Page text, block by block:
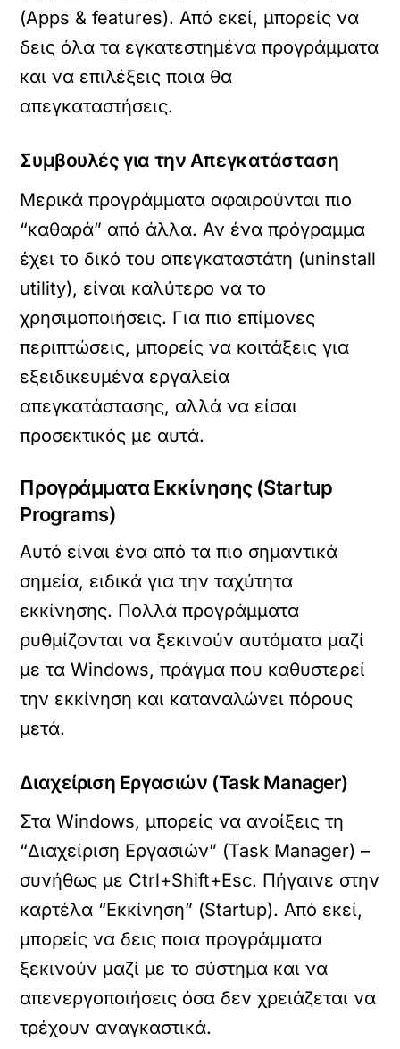
(Apps & features). Από εκεί, μπορείς να
δεις όλα τα εγκατεστημένα προγράμματα
και να επιλέξεις ποια θα
απεγκαταστήσεις.
Συμβουλές για την Απεγκατάσταση
Μερικά προγράμματα αφαιρούνται πιο
“καθαρά” από άλλα. Αν ένα πρόγραμμα
έχει το δικό του απεγκαταστάτη (uninstall
utility), είναι καλύτερο να το
χρησιμοποιήσεις. Για πιο επίμονες
περιπτώσεις, μπορείς να κοιτάξεις για
εξειδικευμένα εργαλεία
απεγκατάστασης, αλλά να είσαι
προσεκτικός με αυτά.
Προγράμματα Εκκίνησης (Startup
Programs)
Αυτό είναι ένα από τα πιο σημαντικά
σημεία, ειδικά για την ταχύτητα
εκκίνησης. Πολλά προγράμματα
ρυθμίζονται να ξεκινούν αυτόματα μαζί
με τα Windows, πράγμα που καθυστερεί
την εκκίνηση και καταναλώνει πόρους
μετά.
Διαχείριση Εργασιών (Task Manager)
Στα Windows, μπορείς να ανοίξεις τη
“Διαχείριση Εργασιών” (Task Manager) –
συνήθως με Ctrl+Shift+Esc. Πήγαινε στην
καρτέλα “Εκκίνηση” (Startup). Από εκεί,
μπορείς να δεις ποια προγράμματα
ξεκινούν μαζί με το σύστημα και να
απενεργοποιήσεις όσα δεν χρειάζεται να
τρέχουν αναγκαστικά.